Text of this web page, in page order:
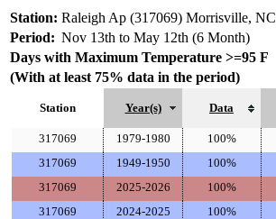
Station: Raleigh Ap (317069) Morrisville, NC
Period: Nov 13th to May 12th (6 Month)
Days with Maximum Temperature >=95 F
(With at least 75% data in the period)
Station Year(s) Data
317069
1979-1980 100%
317069 1949-1950 100%
317069 2025-2026 100%
317069 2024-2025 100%